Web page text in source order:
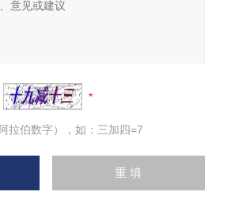
拉伯数字），如：三加四=7